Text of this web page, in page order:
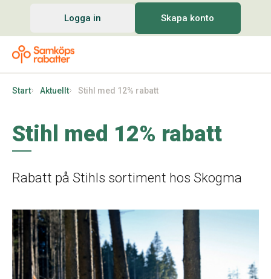
Logga in Skapa konto
Start Aktuellt Stihl med 12% rabatt
Stihl med 12% rabatt
Rabatt på Stihls sortiment hos Skogma